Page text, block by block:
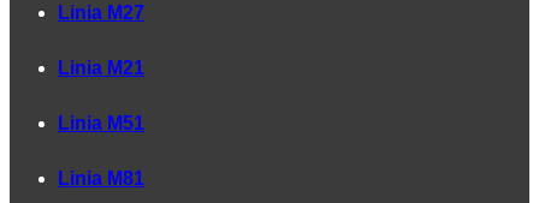
Linia M27
Linia M21
Linia M51
Linia M81